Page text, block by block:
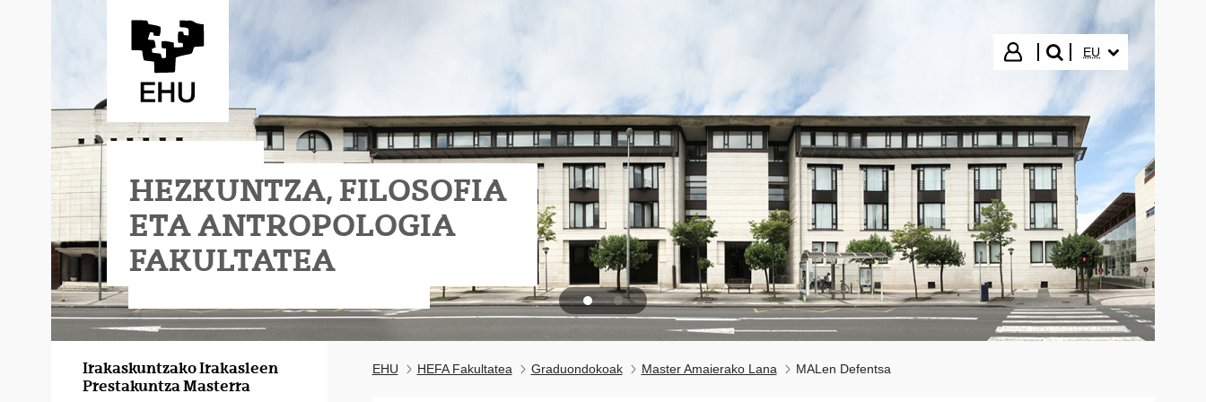
Hasi saioa
bilatu"
HIZKUNTZA
EU
Fakultatea - I Eraikina
- II Eraikina
HEZKUNTZA, FILOSOFIA
ETA ANTROPOLOGIA
FAKULTATEA
Irakaskuntzako Irakasleen
Prestakuntza Masterra
EHU HEFA Fakultatea Graduondokoak Master Amaierako Lana MALen Defentsa